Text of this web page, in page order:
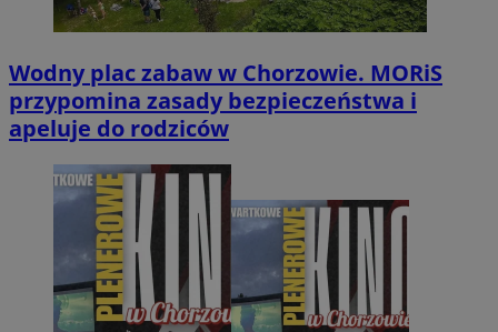
Wodny plac zabaw w Chorzowie. MORiS
przypomina zasady bezpieczeństwa i
apeluje do rodziców